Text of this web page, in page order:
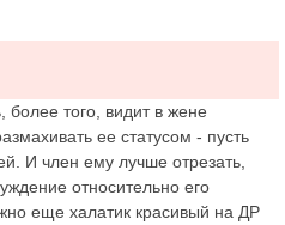
более того, видит в жене
ее статусом - пусть
И член ему лучше отрезать,
относительно его
еще халатик красивый на ДР